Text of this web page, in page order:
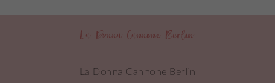
La Donna Cannone Berlin
La Donna Cannone Berlin